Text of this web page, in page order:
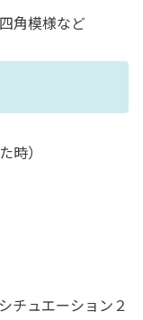
角模様など
時）
チュエーション２